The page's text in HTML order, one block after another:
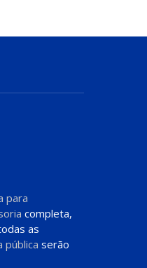
para
completa,
as
pública serão